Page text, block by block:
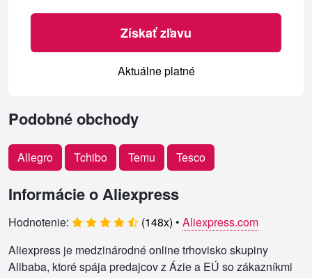
Získať zľavu
Aktuálne platné
Podobné obchody
Allegro Tchibo Temu Tesco
Informácie o Aliexpress
Hodnotenie: (148x) • Aliexpress.com
Aliexpress je medzinárodné online trhovisko skupiny
Alibaba, ktoré spája predajcov z Ázie a EÚ so zákazníkmi